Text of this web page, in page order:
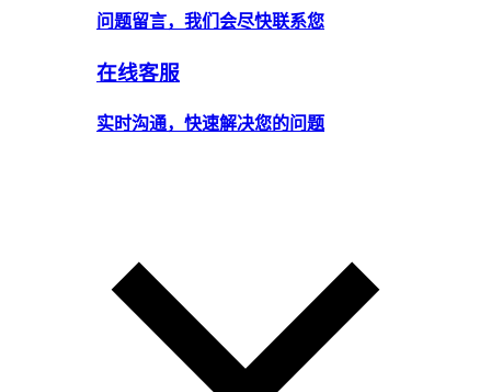
问题留言，我们会尽快联系您
在线客服
实时沟通，快速解决您的问题